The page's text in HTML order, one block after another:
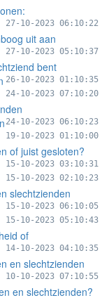
27-10-2023 06:10:22
uit aan
27-10-2023 05:10:37
bent
26-10-2023 01:10:35
24-10-2023 07:10:20
24-10-2023 06:10:23
19-10-2023 01:10:00
of juist gesloten?
15-10-2023 03:10:31
15-10-2023 02:10:23
slechtzienden
15-10-2023 06:10:05
15-10-2023 05:10:43
of
14-10-2023 04:10:35
en slechtzienden
10-10-2023 07:10:55
en slechtzienden?